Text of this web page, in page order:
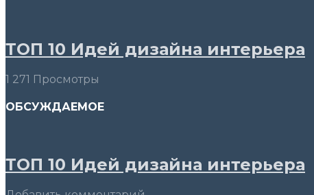
ТОП 10 Идей дизайна интерьера
1 271 Просмотры
ОБСУЖДАЕМОЕ
ТОП 10 Идей дизайна интерьера